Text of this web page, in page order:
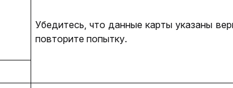
Убедитесь, что данные карты указаны
повторите попытку.